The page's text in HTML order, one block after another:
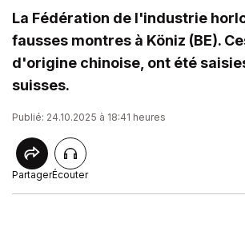
La Fédération de l'industrie
fausses montres à Köniz (BE).
d'origine chinoise, ont été
suisses.
Publié: 24.10.2025 à 18:41 heures
PartagerÉcouter